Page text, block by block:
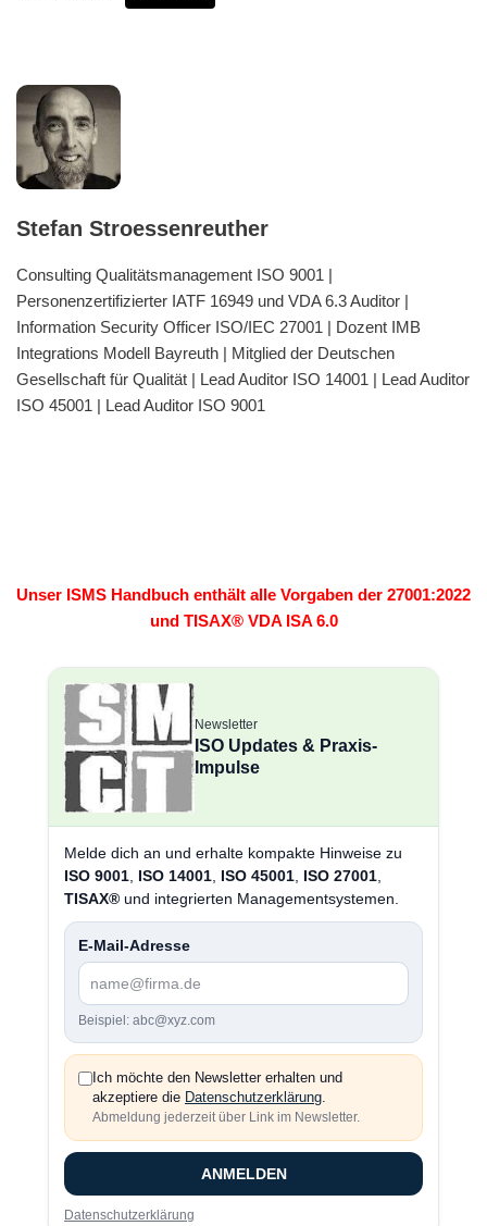
Stefan Stroessenreuther
Consulting Qualitätsmanagement ISO 9001 |
Personenzertifizierter IATF 16949 und VDA 6.3 Auditor |
Information Security Officer ISO/IEC 27001 | Dozent IMB
Integrations Modell Bayreuth | Mitglied der Deutschen
Gesellschaft für Qualität | Lead Auditor ISO 14001 | Lead Auditor
ISO 45001 | Lead Auditor ISO 9001
Unser ISMS Handbuch enthält alle Vorgaben der 27001:2022
und TISAX® VDA ISA 6.0
Newsletter
ISO Updates & Praxis-
Impulse
Melde dich an und erhalte kompakte Hinweise zu
ISO 9001 ISO 14001 ISO 45001 ISO 27001
TISAX® und integrierten Managementsystemen.
E-Mail-Adresse
Beispiel: abc@xyz.com
Ich möchte den Newsletter erhalten und
akzeptiere die Datenschutzerklärung
Abmeldung jederzeit über Link im Newsletter.
ANMELDEN
Datenschutzerklärung